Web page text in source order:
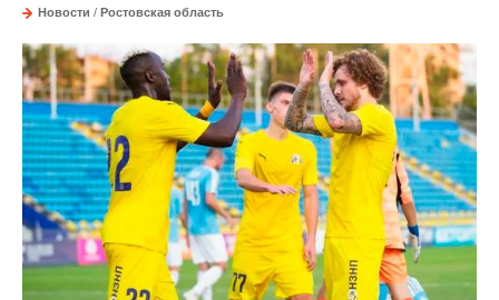
Новости / Ростовская область